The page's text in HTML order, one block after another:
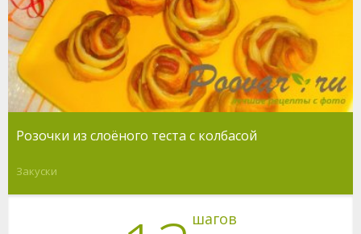
Розочки из слоёного теста с колбасой
Закуски
шагов